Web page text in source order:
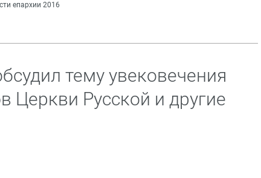
епархии 2016
тему увековечения
Церкви Русской и другие